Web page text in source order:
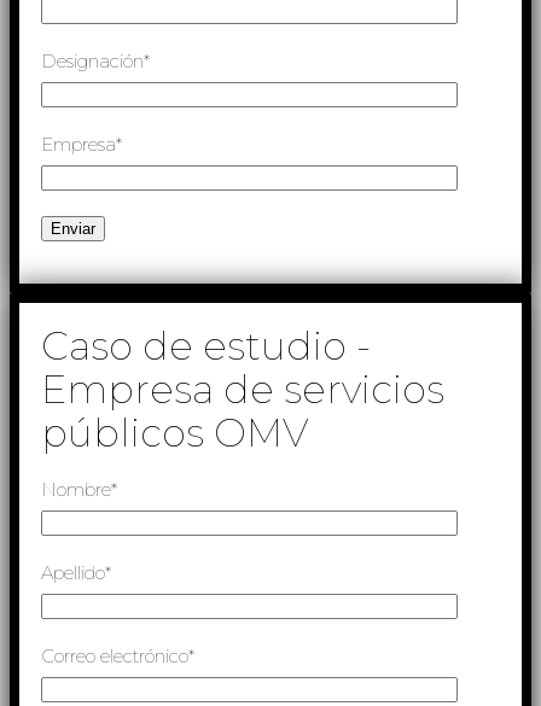
Designación*
Empresa*
Caso de estudio -
Empresa de servicios
públicos OMV
Nombre*
Apellido*
Correo electrónico*